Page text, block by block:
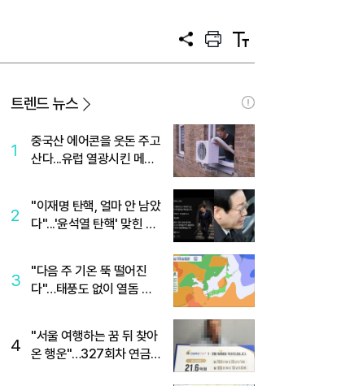
공
프
트
텍
트
트렌드 뉴스
1
중국산 에어콘을 웃돈 주고
산다...유럽 열광시킨 메이
2
"이재명 탄핵, 얼마 안 남았
다"...'윤석열 탄핵' 맞힌 무
3
"다음 주 기온 뚝 떨어진
다"…태풍도 없이 열돔 박
4
"서울 여행하는 꿈 뒤 찾아
온 행운"…327회차 연금